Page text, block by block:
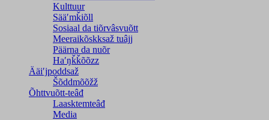
Kulttuur
Sääʹmǩiõll
Sosiaal da tiõrvâsvuõtt
Meeraikõskksaž tuâjj
Päärna da nuõr
Haʹŋǩǩõõzz
Ääiʹjpoddsaž
Šõddmõõžž
Õhttvuõtt-teâđ
Laasktemteâđ
Media